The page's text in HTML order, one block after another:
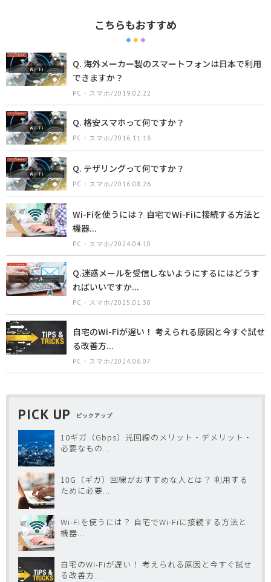
こちらもおすすめ
Q. 海外メーカー製のスマートフォンは日本で利用
できますか？
PC・スマホ/2019.02.22
Q. 格安スマホって何ですか？
PC・スマホ/2016.11.18
Q. テザリングって何ですか？
PC・スマホ/2016.08.26
Wi-Fiを使うには？ 自宅でWi-Fiに接続する方法と
機器...
PC・スマホ/2024.04.10
Q.迷惑メールを受信しないようにするにはどうす
ればいいですか...
PC・スマホ/2025.01.30
自宅のWi-Fiが遅い！ 考えられる原因と今すぐ試せ
る改善方...
PC・スマホ/2024.06.07
PICK UP ピックアップ
10ギガ（Gbps）光回線のメリット・デメリット・
必要なもの...
10G（ギガ）回線がおすすめな人とは？ 利用する
ために必要...
Wi-Fiを使うには？ 自宅でWi-Fiに接続する方法と
機器...
自宅のWi-Fiが遅い！ 考えられる原因と今すぐ試せ
る改善方...